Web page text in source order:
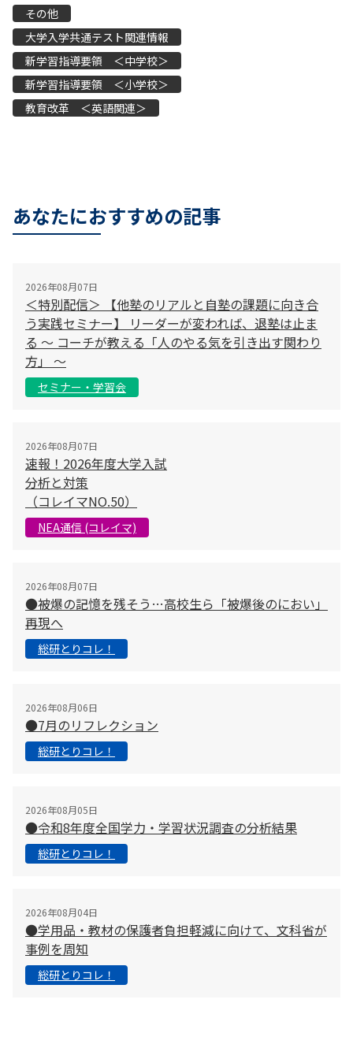
その他
大学入学共通テスト関連情報
新学習指導要領 ＜中学校＞
新学習指導要領 ＜小学校＞
教育改革 ＜英語関連＞
あなたにおすすめの記事
2026年08月07日
＜特別配信＞ 【他塾のリアルと自塾の課題に向き合
う実践セミナー】 リーダーが変われば、退塾は止ま
る 〜 コーチが教える「人のやる気を引き出す関わり
方」 〜
セミナー・学習会
2026年08月07日
速報！2026年度大学入試
分析と対策
（コレイマNO.50）
NEA通信 (コレイマ)
2026年08月07日
●被爆の記憶を残そう…高校生ら「被爆後のにおい」
再現へ
総研とりコレ！
2026年08月06日
●7月のリフレクション
総研とりコレ！
2026年08月05日
●令和8年度全国学力・学習状況調査の分析結果
総研とりコレ！
2026年08月04日
●学用品・教材の保護者負担軽減に向けて、文科省が
事例を周知
総研とりコレ！